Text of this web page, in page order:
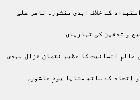
کے خلاف ابدی منشور۔ ناصر علی
و تدفین کی تیاریاں
عالمِ انسانیت کا عظیم نقصان غزال مہدی
اتحاد کے ساتھ منایا یومِ عاشورہ